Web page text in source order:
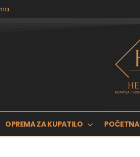
OPREMA ZA KUPATILO POČETNA